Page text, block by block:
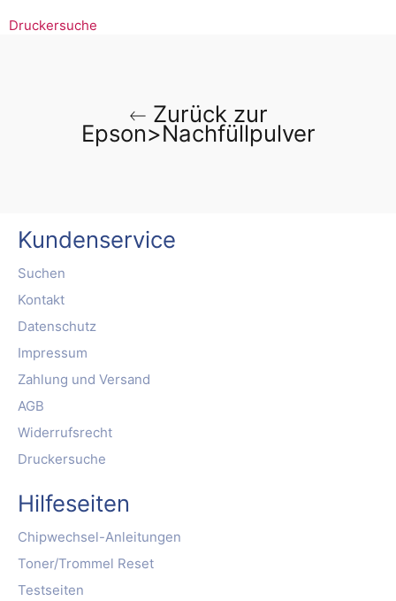
Druckersuche
Zurück zur
Epson>Nachfüllpulver
Kundenservice
Suchen
Kontakt
Datenschutz
Impressum
Zahlung und Versand
AGB
Widerrufsrecht
Druckersuche
Hilfeseiten
Chipwechsel-Anleitungen
Toner/Trommel Reset
Testseiten